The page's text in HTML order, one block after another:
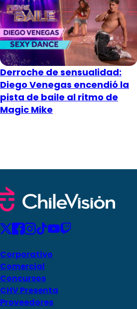
Derroche de sensualidad:
Diego Venegas encendió la
pista de baile al ritmo de
Magic Mike
Corporativo
Comercial
Concursos
CHV Presenta
Proveedores